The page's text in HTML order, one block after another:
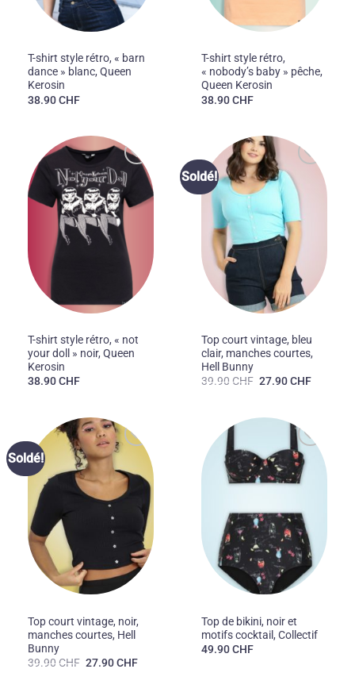
T-shirt style rétro, « barn
dance » blanc, Queen
Kerosin
38.90CHF
T-shirt style rétro,
« nobody’s baby » pêche,
Queen Kerosin
38.90CHF
Ajouter
à la liste
des
souhaits
T-shirt style rétro, « not
your doll » noir, Queen
Kerosin
38.90CHF
Soldé!
Ajouter
à la liste
des
souhaits
Top court vintage, bleu
clair, manches courtes,
Hell Bunny
39.90 CHF Le
39.90 CHF.
27.90CHFLe
Soldé!
Ajouter
des
souhaits
Top court vintage, noir,
manches courtes, Hell
Bunny
39.90 CHF Le
27.90CHFLe
Ajouter
à la liste
des
souhaits
Top de bikini, noir et
motifs cocktail, Collectif
49.90CHF